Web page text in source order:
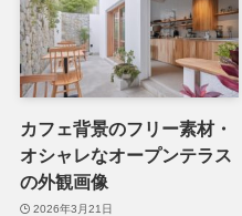
カフェ背景のフリー素材・
オシャレなオープンテラス
の外観画像
2026年3月21日